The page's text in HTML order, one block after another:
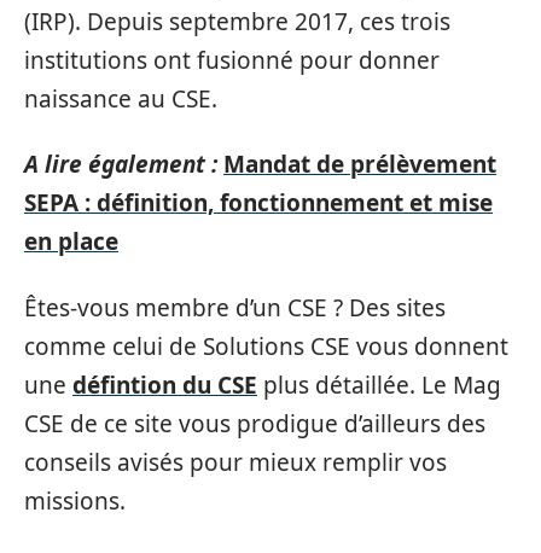
(IRP). Depuis septembre 2017, ces trois
institutions ont fusionné pour donner
naissance au CSE.
A lire également : Mandat de prélèvement
SEPA : définition, fonctionnement et mise
en place
Êtes-vous membre d’un CSE ? Des sites
comme celui de Solutions CSE vous donnent
une défintion du CSE plus détaillée. Le Mag
CSE de ce site vous prodigue d’ailleurs des
conseils avisés pour mieux remplir vos
missions.